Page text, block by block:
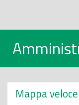
Mappa veloce